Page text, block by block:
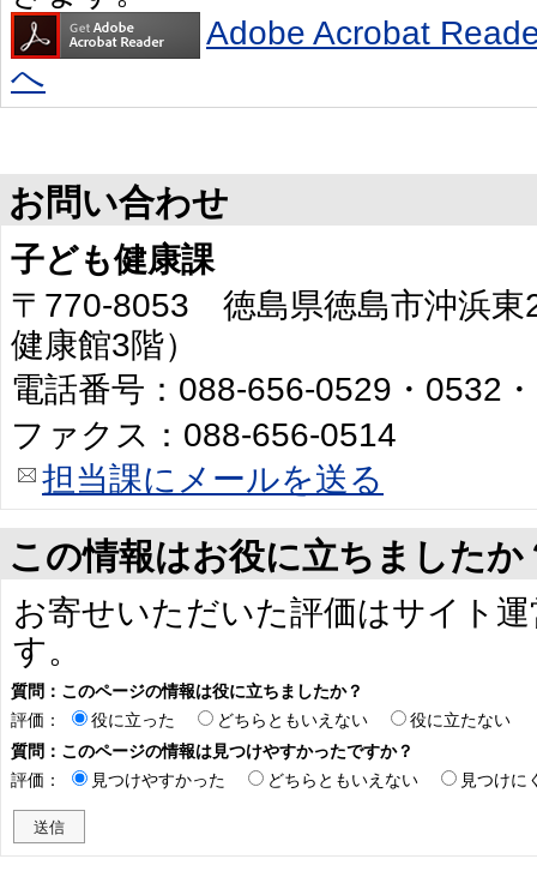
Adobe Acrobat
へ
お問い合わせ
子ども健康課
〒770-8053 徳島県徳島市沖浜東
健康館3階）
電話番号：088-656-0529・0532
ファクス：088-656-0514
担当課にメールを送る
この情報はお役に立ちましたか
お寄せいただいた評価はサイト
す。
質問：このページの情報は役に立ちましたか？
評価：
役に立った どちらともいえない
役に立たない
質問：このページの情報は見つけやすかったですか？
評価：
見つけやすかった どちらともいえない 見つけに